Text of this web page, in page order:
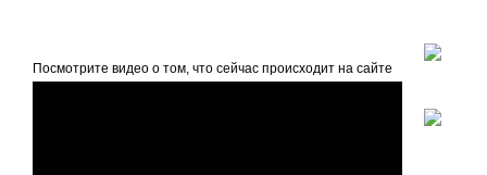
Посмотрите видео о том, что сейчас происходит на сайте